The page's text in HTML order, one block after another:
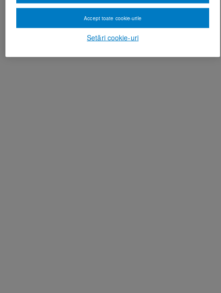
Setări cookie-uri
Accept toate cookie-urile